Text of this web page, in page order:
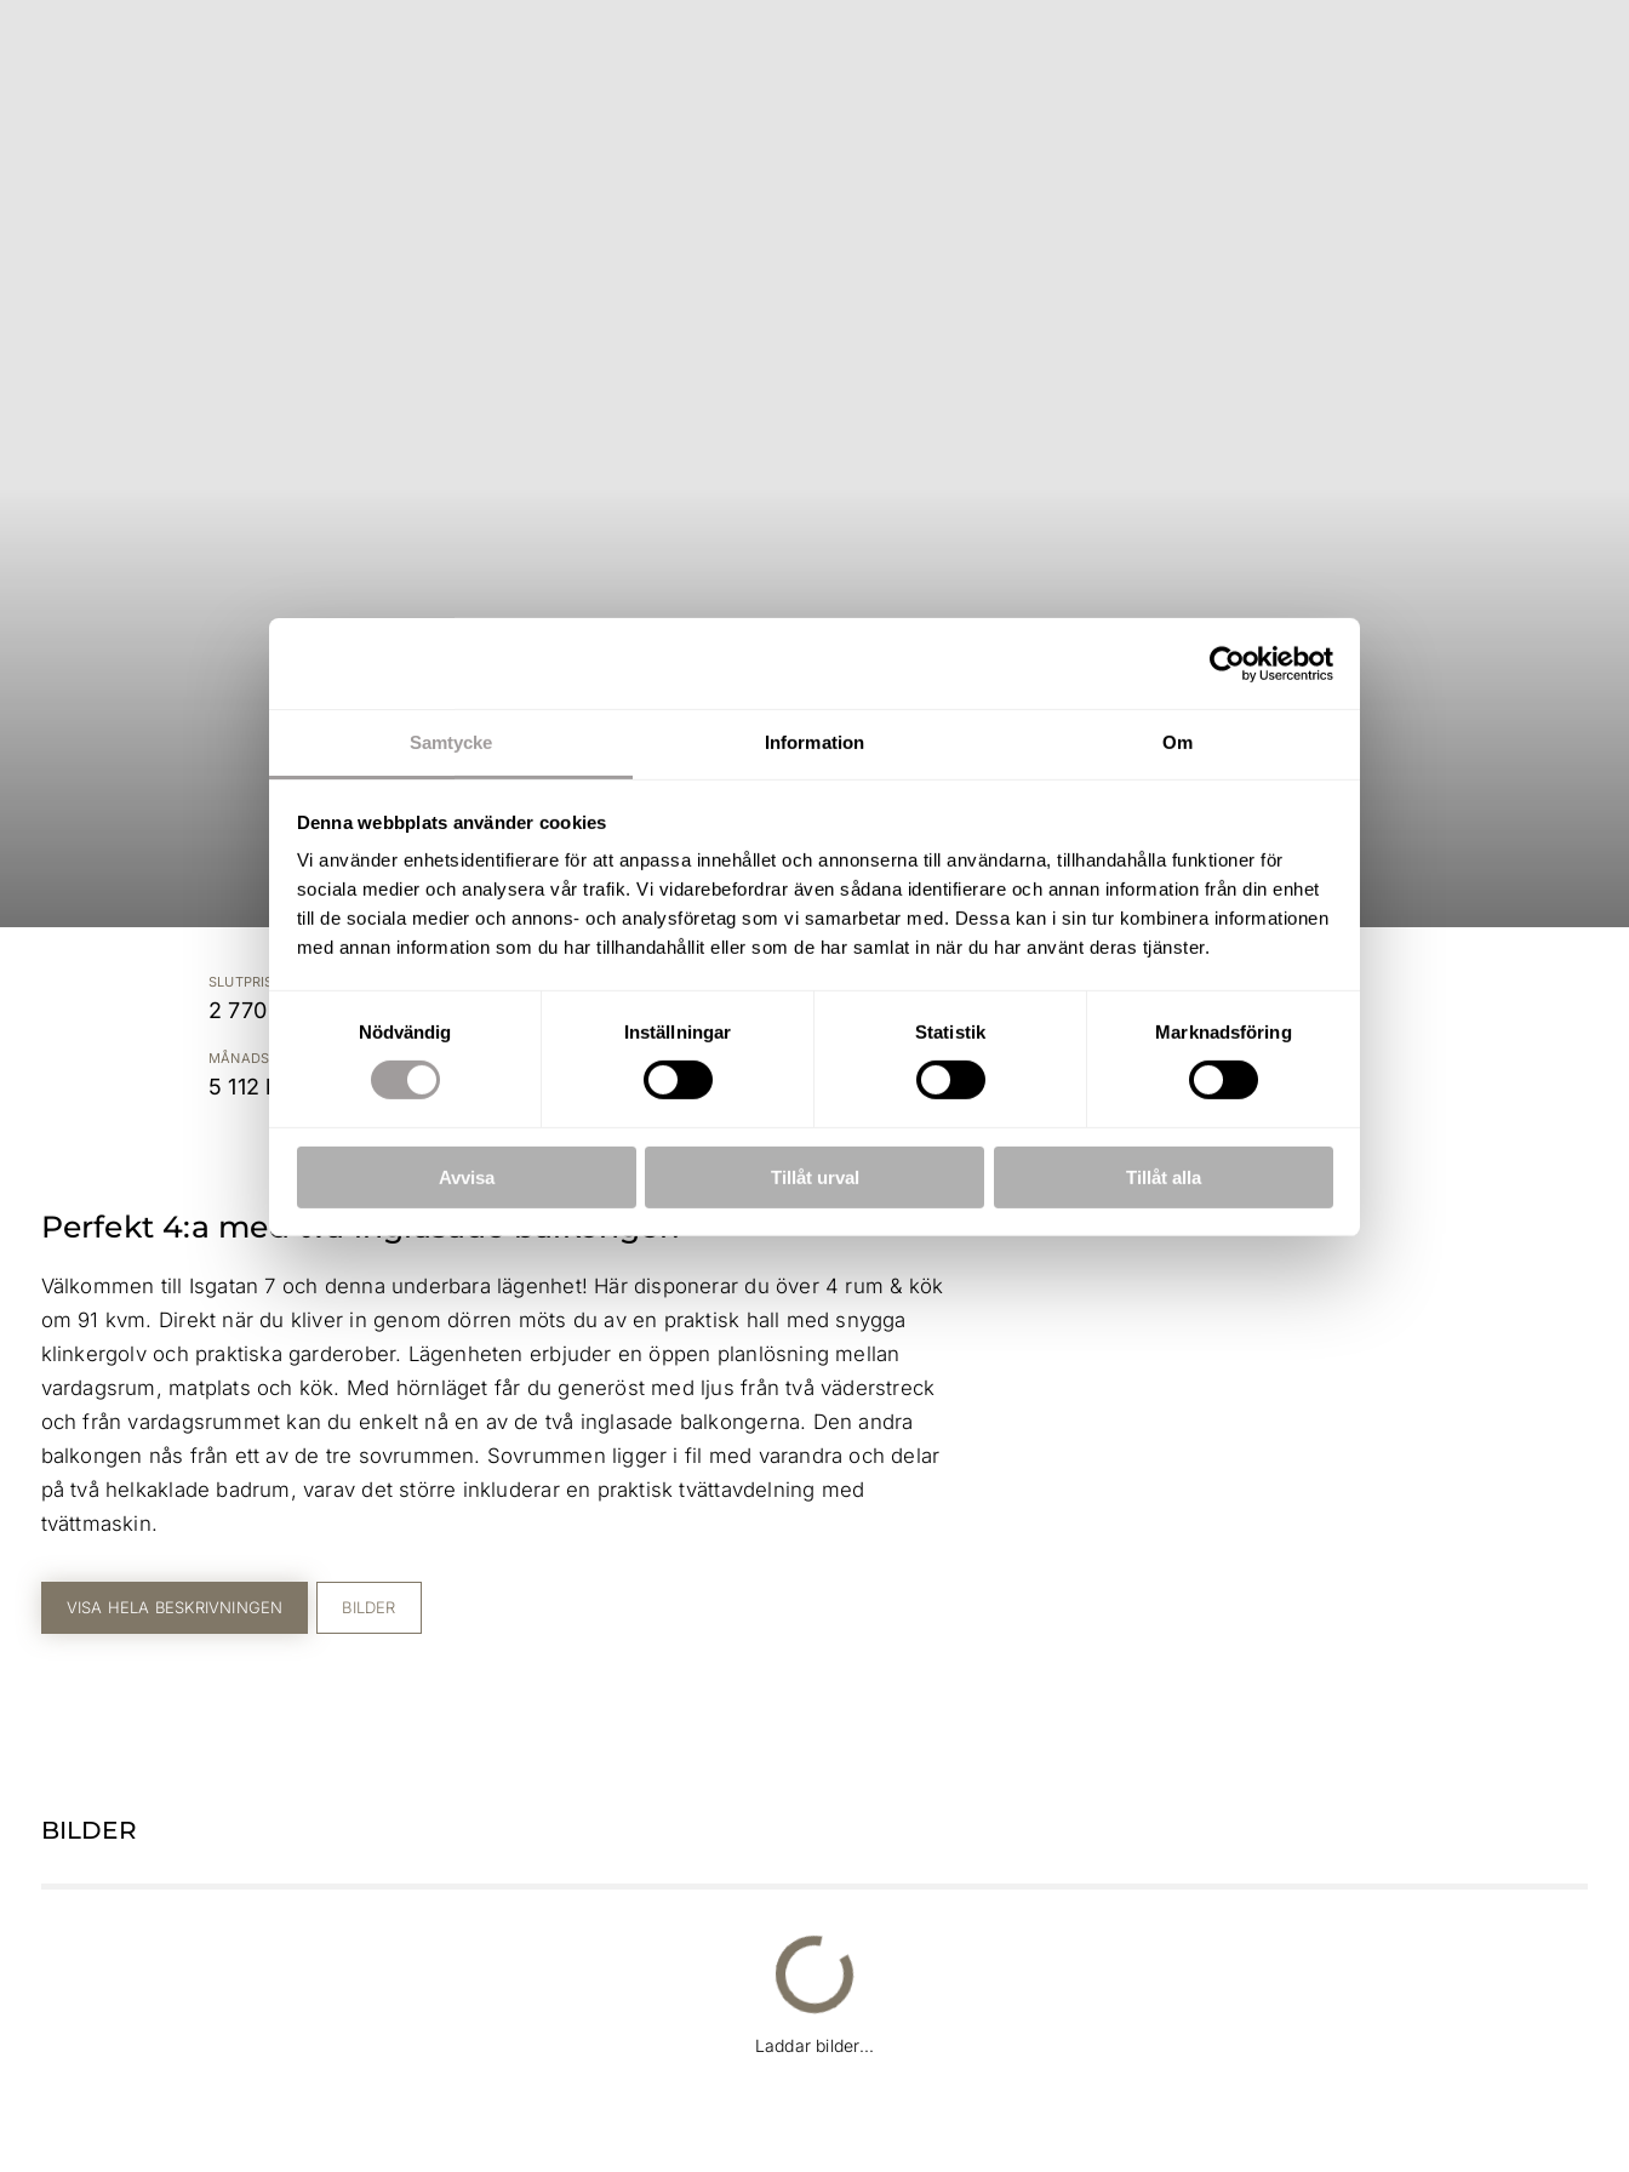
Samtycke Information Om
Denna webbplats använder cookies
Vi använder enhetsidentifierare för att anpassa innehållet och annonserna till användarna, tillhandahålla funktioner för
sociala medier och analysera vår trafik. Vi vidarebefordrar även sådana identifierare och annan information från din enhet
till de sociala medier och annons- och analysföretag som vi samarbetar med. Dessa kan i sin tur kombinera informationen
med annan information som du har tillhandahållit eller som de har samlat in när du har använt deras tjänster.
Nödvändig
Inställningar Statistik Marknadsföring
Avvisa Tillåt urval Tillåt alla
Isgatan 7, Centralt Öster
SLUTPRIS
2 770 000 kr
MÅNADSAVGIFT
5 112 kr
UPPLÅTELSEFORM
Bostadsrätt
Perfekt 4:a med två inglasade balkonger!
Välkommen till Isgatan 7 och denna underbara lägenhet! Här disponerar du över 4 rum & kök
om 91 kvm. Direkt när du kliver in genom dörren möts du av en praktisk hall med snygga
klinkergolv och praktiska garderober. Lägenheten erbjuder en öppen planlösning mellan
vardagsrum, matplats och kök. Med hörnläget får du generöst med ljus från två väderstreck
och från vardagsrummet kan du enkelt nå en av de två inglasade balkongerna. Den andra
balkongen nås från ett av de tre sovrummen. Sovrummen ligger i fil med varandra och delar
på två helkaklade badrum, varav det större inkluderar en praktisk tvättavdelning med
tvättmaskin.
VISA HELA BESKRIVNINGEN BILDER
BILDER
Laddar bilder...